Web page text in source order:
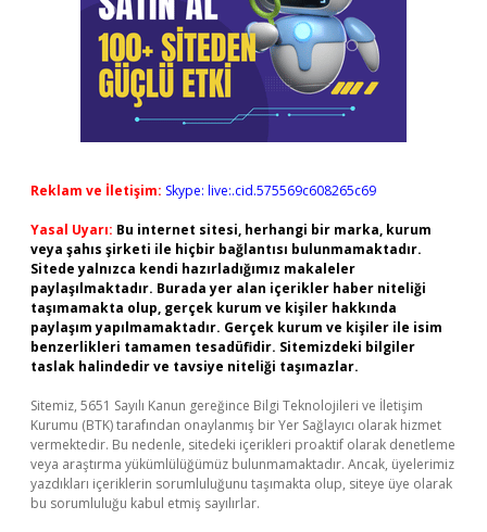
Reklam ve İletişim: Skype: live:.cid.575569c608265c69
Yasal Uyarı: Bu internet sitesi, herhangi bir marka, kurum
veya şahıs şirketi ile hiçbir bağlantısı bulunmamaktadır.
Sitede yalnızca kendi hazırladığımız makaleler
paylaşılmaktadır. Burada yer alan içerikler haber niteliği
taşımamakta olup, gerçek kurum ve kişiler hakkında
paylaşım yapılmamaktadır. Gerçek kurum ve kişiler ile isim
benzerlikleri tamamen tesadüfidir. Sitemizdeki bilgiler
taslak halindedir ve tavsiye niteliği taşımazlar.
Sitemiz, 5651 Sayılı Kanun gereğince Bilgi Teknolojileri ve İletişim
Kurumu (BTK) tarafından onaylanmış bir Yer Sağlayıcı olarak hizmet
vermektedir. Bu nedenle, sitedeki içerikleri proaktif olarak denetleme
veya araştırma yükümlülüğümüz bulunmamaktadır. Ancak, üyelerimiz
yazdıkları içeriklerin sorumluluğunu taşımakta olup, siteye üye olarak
bu sorumluluğu kabul etmiş sayılırlar.